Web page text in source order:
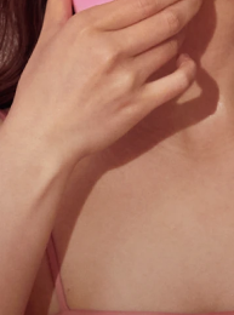
FAQ™ Dual LED
热门产品
发货国家
英国
西班牙
澳大利亚